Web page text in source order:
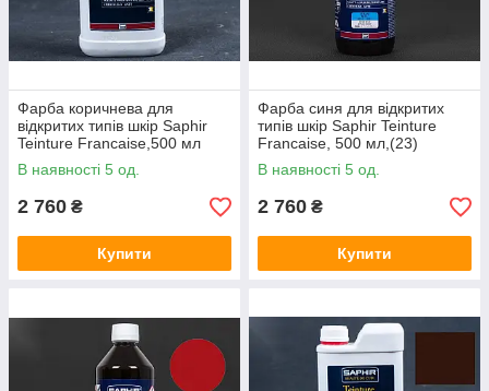
Фарба коричнева для
відкритих типів шкір Saphir
Teinture Francaise,500 мл
(04)
В наявності 5 од.
2 760 ₴
Купити
Фарба синя для відкритих
типів шкір Saphir Teinture
Francaise, 500 мл,(23)
В наявності 5 од.
2 760 ₴
Купити